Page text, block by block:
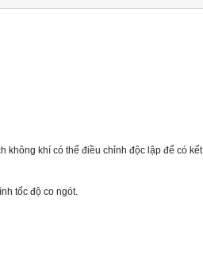
không khí có thể điều chỉnh độc lập để có kết
tốc độ co ngót.